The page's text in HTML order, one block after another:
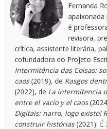
Fernanda
é
revisora,
crítica, assistente literária,
cofundadora do Projeto
Intermitência das Coisas:
caos(2019), de Rasgos
(2022), de La intermitencia
entre el vacío y el caos
Digitais: narro, logo existo!
construir histórias(2021). É